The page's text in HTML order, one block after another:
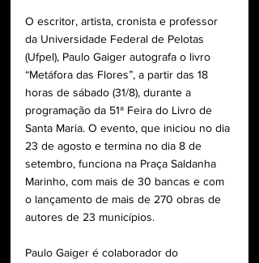
O escritor, artista, cronista e professor
da Universidade Federal de Pelotas
(Ufpel), Paulo Gaiger autografa o livro
“Metáfora das Flores”, a partir das 18
horas de sábado (31/8), durante a
programação da 51ª Feira do Livro de
Santa Maria. O evento, que iniciou no dia
23 de agosto e termina no dia 8 de
setembro, funciona na Praça Saldanha
Marinho, com mais de 30 bancas e com
o lançamento de mais de 270 obras de
autores de 23 municípios.
Paulo Gaiger é colaborador do